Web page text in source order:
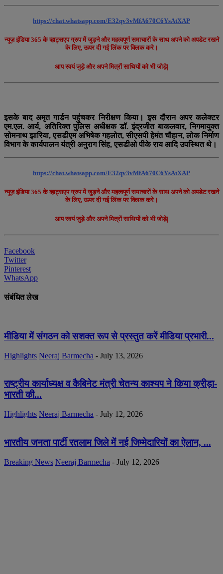
https://chat.whatsapp.com/E32qv3vMfA670C6YsAtXAP
न्यूज़ इंडिया 365 के व्हाट्सएप ग्रुप में जुड़ने और महत्वपूर्ण समाचारों के साथ अपने को अपडेट रखने
के लिए, ऊपर दी गई लिंक पर क्लिक करे।
आप स्वयं जुड़े और अपने मित्रों साथियों को भी जोड़े|
इसके बाद अमृत गार्डन पहुंचकर निरीक्षण किया। इस दौरान अपर कलेक्टर
एम.एल. आर्य, अतिरिक्त पुलिस अधीक्षक डॉ. इंद्रजीत बाकलवार, निगमायुक्त
सोमनाथ झारिया, एसडीएम अभिषेक गहलोत, सीएसपी हेमंत चौहान, लोक निर्माण
विभाग के कार्यपालन यंत्री अनुराग सिंह, एसडीओ पीके राय आदि उपस्थित थे।
https://chat.whatsapp.com/E32qv3vMfA670C6YsAtXAP
न्यूज़ इंडिया 365 के व्हाट्सएप ग्रुप में जुड़ने और महत्वपूर्ण समाचारों के साथ अपने को अपडेट रखने
के लिए, ऊपर दी गई लिंक पर क्लिक करे।
आप स्वयं जुड़े और अपने मित्रों साथियों को भी जोड़े|
Facebook
Twitter
Pinterest
WhatsApp
संबंधित लेख
मीडिया में संगठन को सशक्त रूप से प्रस्तुत करें मीडिया प्रभारी...
Highlights Neeraj Barmecha - July 13, 2026
राष्ट्रीय कार्याध्यक्ष व कैबिनेट मंत्री चेतन्य काश्यप ने किया क्रीड़ा-
भारती की...
Highlights Neeraj Barmecha - July 12, 2026
भारतीय जनता पार्टी रतलाम जिले में नई जिम्मेदारियों का ऐलान, ...
Breaking News Neeraj Barmecha - July 12, 2026